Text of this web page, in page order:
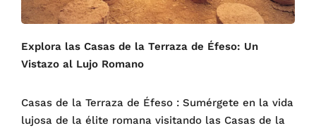
Explora las Casas de la Terraza de Éfeso: Un
Vistazo al Lujo Romano
Casas de la Terraza de Éfeso : Sumérgete en la vida
lujosa de la élite romana visitando las Casas de la